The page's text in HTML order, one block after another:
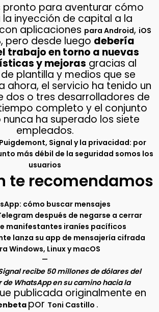
pronto para aventurar cómo
inyección de capital a la
aplicaciones para Android, iOS
, pero desde luego debería
trabajo en torno a nuevas
y mejoras gracias al
plantilla y medios que se
ahora, el servicio ha tenido un
dos o tres desarrolladores de
completo y el conjunto
nunca ha superado los siete
empleados.
Puigdemont, Signal y la privacidad: por
más débil de la seguridad somos los
usuarios
te recomendamos
cómo buscar mensajes
después de negarse a cerrar
manifestantes iraníes pacíficos
lanza su app de mensajería cifrada
Windows, Linux y macOS
–
recibe 50 millones de dólares del
WhatsApp en su camino hacia la
publicada originalmente en
por Toni Castillo .